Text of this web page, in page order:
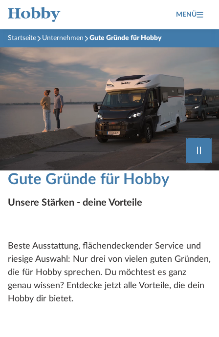
MENÜ
Startseite Unternehmen Gute Gründe für Hobby
Gute Gründe für Hobby
Unsere Stärken - deine Vorteile
Beste Ausstattung, flächendeckender Service und
riesige Auswahl: Nur drei von vielen guten Gründen,
die für Hobby sprechen. Du möchtest es ganz
genau wissen? Entdecke jetzt alle Vorteile, die dein
Hobby dir bietet.